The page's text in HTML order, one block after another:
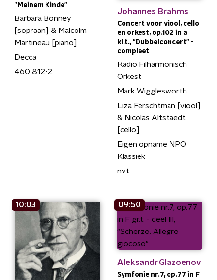
"Meinem Kinde"
Barbara Bonney
[sopraan] & Malcolm
Martineau [piano]
Decca
460 812-2
Johannes Brahms
Concert voor viool, cello
en orkest, op.102 in a
kl.t., "Dubbelconcert" -
compleet
Radio Filharmonisch
Orkest
Mark Wigglesworth
Liza Ferschtman [viool]
& Nicolas Altstaedt
[cello]
Eigen opname NPO
Klassiek
nvt
10:03 09:50
Aleksandr Glazoenov
Symfonie nr.7, op.77 in F